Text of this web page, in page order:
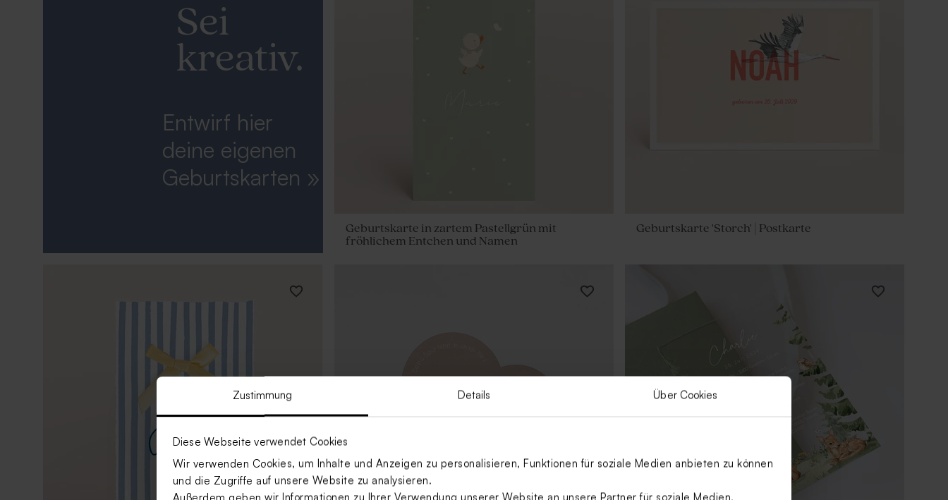
Zustimmung Details Über Cookies
Diese Webseite verwendet Cookies
Wir verwenden Cookies, um Inhalte und Anzeigen zu personalisieren, Funktionen für soziale Medien anbieten zu können
und die Zugriffe auf unsere Website zu analysieren.
Außerdem geben wir Informationen zu Ihrer Verwendung unserer Website an unsere Partner für soziale Medien,
Sei
kreativ.
Entwirf hier
deine eigenen
Geburtskarten »
Geburtskarte in zartem Pastellgrün mit
fröhlichem Entchen und Namen
Geburtskarte 'Storch' | Postkarte